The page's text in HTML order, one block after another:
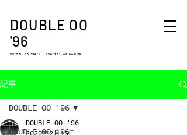
DOUBLE OO
'96
33°35′ 10.774″N 130°23′ 42.048″W
記事
DOUBLE OO '96
DOUBLE OO '96
DOUBLE OO '96